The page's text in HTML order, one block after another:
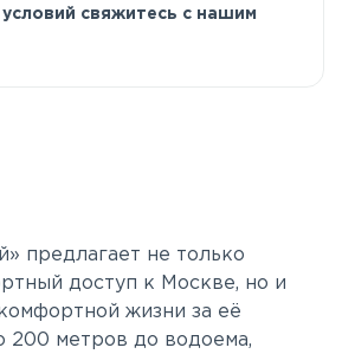
свяжитесь с нашим
предлагает не только
доступ к Москве, но и
жизни за её
200 метров до водоема,